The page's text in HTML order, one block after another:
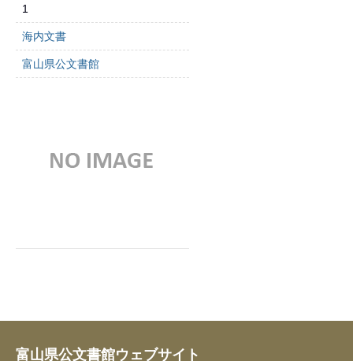
1
海内文書
富山県公文書館
富山県公文書館ウェブサイト